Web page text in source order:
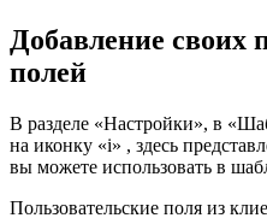
Добавление своих
полей
В разделе «Настройки», в
на иконку «i» , здесь
вы можете использовать в
Пользовательские поля из